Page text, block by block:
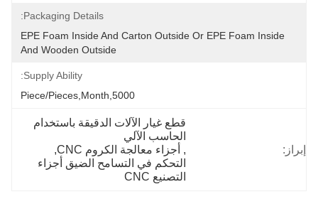
Packaging Details:
EPE Foam Inside And Carton Outside Or EPE Foam Inside
And Wooden Outside
Supply Ability:
5000,Piece/Pieces,Month
إبراز:
قطع غيار الآلات الدقيقة باستخدام
الحاسب الآلي
, أجزاء معالجة الكروم CNC
,
التحكم في التسامح الضيق أجزاء
التصنيع CNC